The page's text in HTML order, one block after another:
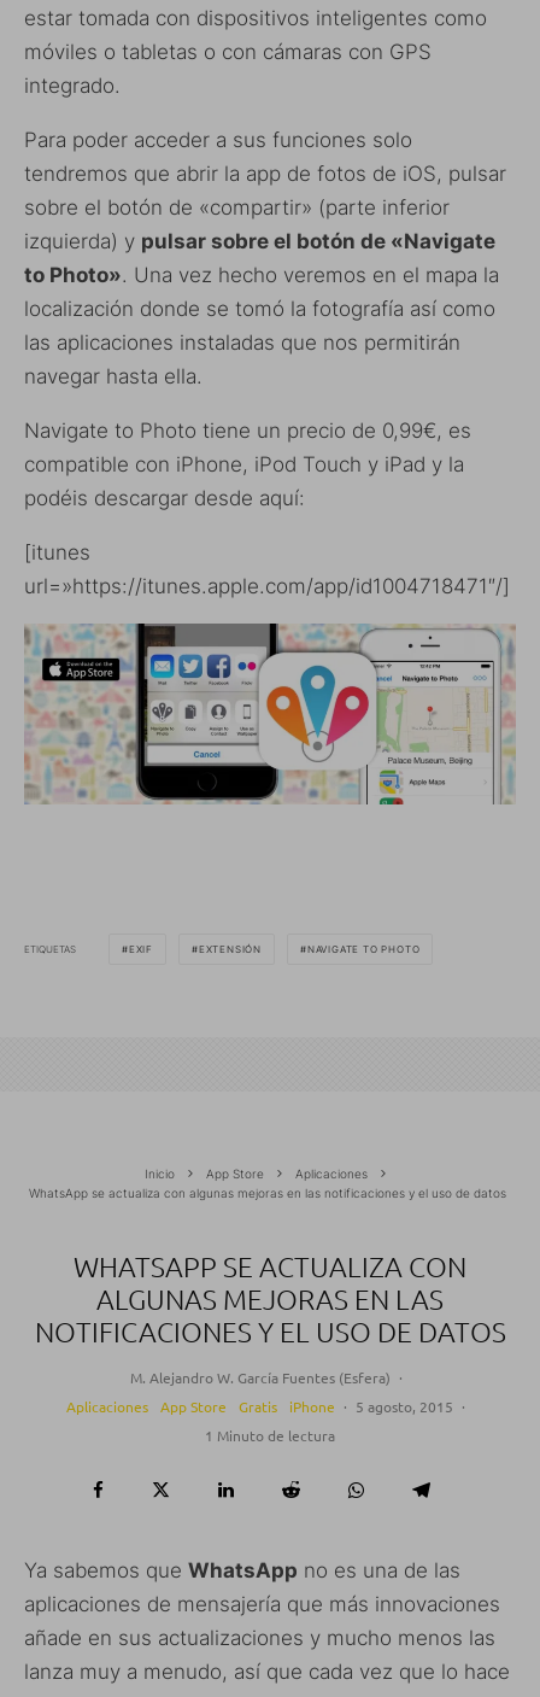
estar tomada con dispositivos inteligentes como
móviles o tabletas o con cámaras con GPS
integrado.
Para poder acceder a sus funciones solo
tendremos que abrir la app de fotos de iOS, pulsar
sobre el botón de «compartir» (parte inferior
izquierda) y pulsar sobre el botón de «Navigate
to Photo». Una vez hecho veremos en el mapa la
localización donde se tomó la fotografía así como
las aplicaciones instaladas que nos permitirán
navegar hasta ella.
Navigate to Photo tiene un precio de 0,99€, es
compatible con iPhone, iPod Touch y iPad y la
podéis descargar desde aquí:
[itunes
url=»https://itunes.apple.com/app/id1004718471″/]
ETIQUETAS EXIF EXTENSIÓN NAVIGATE TO PHOTO
Inicio App Store
Aplicaciones
WhatsApp se actualiza con algunas mejoras en las notificaciones y el uso de datos
WHATSAPP SE ACTUALIZA CON
ALGUNAS MEJORAS EN LAS
NOTIFICACIONES Y EL USO DE DATOS
M. Alejandro W. García Fuentes (Esfera) ·
Aplicaciones
App Store Gratis iPhone · 5 agosto, 2015 ·
1 Minuto de lectura
Ya sabemos que WhatsApp no es una de las
aplicaciones de mensajería que más innovaciones
añade en sus actualizaciones y mucho menos las
lanza muy a menudo, así que cada vez que lo hace